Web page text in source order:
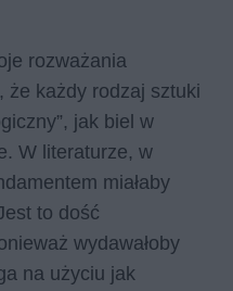
rozważania
że każdy rodzaj sztuki
jak biel w
W literaturze, w
miałaby
to dość
wydawałoby
na użyciu jak